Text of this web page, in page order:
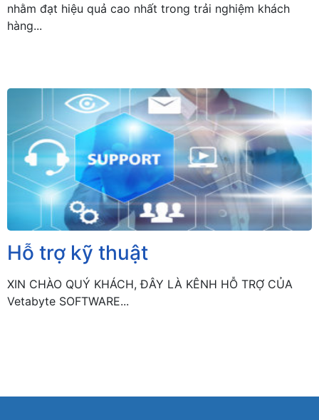
nhằm đạt hiệu quả cao nhất trong trải nghiệm khách
hàng...
Hỗ trợ kỹ thuật
XIN CHÀO QUÝ KHÁCH, ĐÂY LÀ KÊNH HỖ TRỢ CỦA
Vetabyte SOFTWARE...